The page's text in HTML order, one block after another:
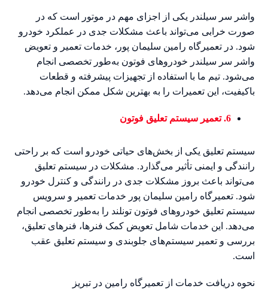
واشر سر سیلندر یکی از اجزای مهم در موتور است که در
صورت خرابی می‌تواند باعث مشکلات جدی در عملکرد خودرو
شود. در تعمیرگاه رامین سلیمان پور، خدمات تعمیر و تعویض
واشر سر سیلندر خودروهای فوتون به‌طور تخصصی انجام
می‌شود. تیم ما با استفاده از تجهیزات پیشرفته و قطعات
باکیفیت، این تعمیرات را به بهترین شکل ممکن انجام می‌دهد.
6. تعمیر سیستم تعلیق فوتون
سیستم تعلیق یکی از بخش‌های حیاتی خودرو است که بر راحتی
رانندگی و ایمنی تأثیر می‌گذارد. مشکلات در سیستم تعلیق
می‌تواند باعث بروز مشکلات جدی در رانندگی و کنترل خودرو
شود. تعمیرگاه رامین سلیمان پور خدمات تعمیر و سرویس
سیستم تعلیق خودروهای فوتون تونلند را به‌طور تخصصی انجام
می‌دهد. این خدمات شامل تعویض کمک فنرها، فنرهای تعلیق،
بررسی و تعمیر سیستم‌های جلوبندی و سیستم تعلیق عقب
است.
نحوه دریافت خدمات از تعمیرگاه رامین در تبریز